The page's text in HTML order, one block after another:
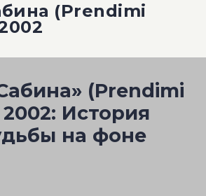
(Prendimi
(Prendimi
История
на фоне